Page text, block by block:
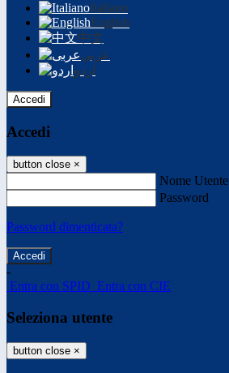
Italiano
English
中文
عربى
اردو
Accedi
Accedi
button close ×
Nome Utente
Password
Password dimenticata?
-
Entra con SPID Entra con CIE
Seleziona utente
button close ×